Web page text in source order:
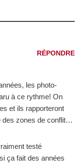
RÉPONDRE
les photo-
à ce rythme! On
et ils rapporteront
des zones de conflit…
testé
ça fait des années